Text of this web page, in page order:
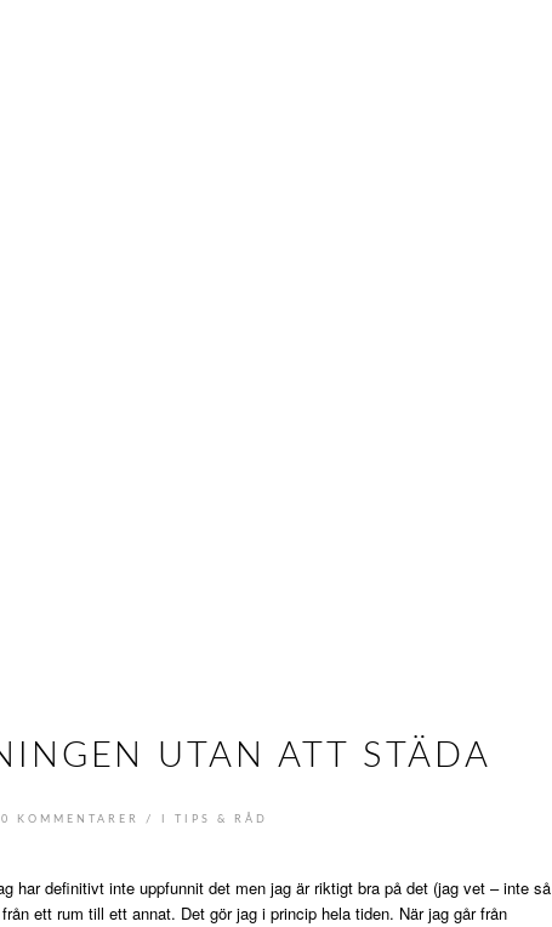
UTAN ATT STÄDA
KOMMENTARER / TIPS & RÅD
har definitivt inte uppfunnit det men jag är riktigt bra på det (jag vet – inte så
ett rum till ett annat. Det gör jag i princip hela tiden. När jag går från